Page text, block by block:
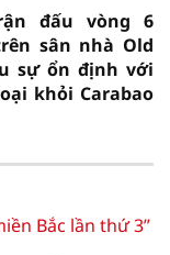
đấu vòng 6
sân nhà Old
sự ổn định với
khỏi Carabao
Bắc lần thứ 3”